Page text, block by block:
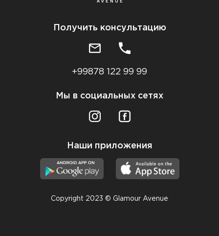
Получить консультацию
+99878 122 99 99
Мы в социальных сетях
Наши приложения
Copyright 2023 © Glamour Avenue